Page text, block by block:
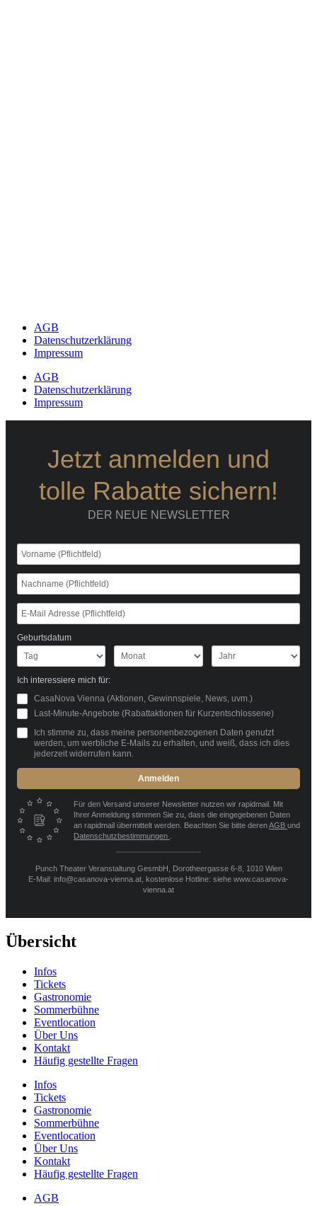
AGB
Datenschutzerklärung
Impressum
AGB
Datenschutzerklärung
Impressum
Jetzt anmelden und
tolle Rabatte sichern!
DER NEUE NEWSLETTER
Geburtsdatum
Ich interessiere mich für:
CasaNova Vienna (Aktionen, Gewinnspiele, News, uvm.)
Last-Minute-Angebote (Rabattaktionen für Kurzentschlossene)
Ich stimme zu, dass meine personenbezogenen Daten genutzt
werden, um werbliche E-Mails zu erhalten, und weiß, dass ich dies
jederzeit widerrufen kann.
Anmelden
Für den Versand unserer Newsletter nutzen wir rapidmail. Mit
Ihrer Anmeldung stimmen Sie zu, dass die eingegebenen Daten
an rapidmail übermittelt werden. Beachten Sie bitte derenAGB und
Datenschutzbestimmungen
Punch Theater Veranstaltung GesmbH, Dorotheergasse 6-8, 1010 Wien
E-Mail: info@casanova-vienna.at, kostenlose Hotline: siehe www.casanova-
vienna.at
Übersicht
Infos
Tickets
Gastronomie
Sommerbühne
Eventlocation
Über Uns
Kontakt
Häufig gestellte Fragen
Infos
Tickets
Gastronomie
Sommerbühne
Eventlocation
Über Uns
Kontakt
Häufig gestellte Fragen
AGB